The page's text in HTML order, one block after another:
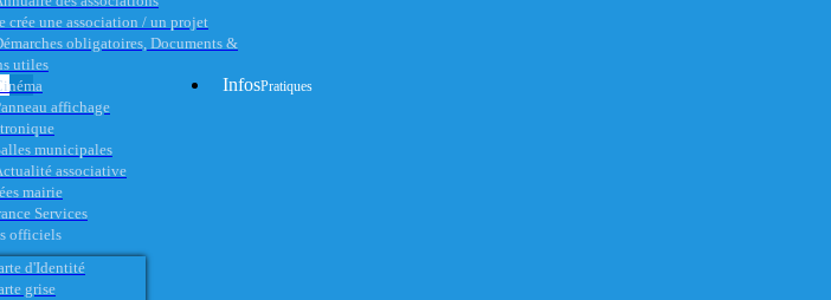
crée une association / un projet
obligatoires, Documents &
utiles
affichage
municipales
associative
InfosPratiques
mairie
Services
officiels
d'Identité
grise